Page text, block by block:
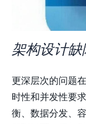
架构设计缺
更深层次的问题
时性和并发性要
衡、数据分发、